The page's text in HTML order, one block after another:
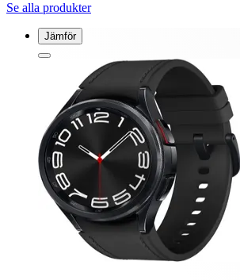
Se alla produkter
Jämför